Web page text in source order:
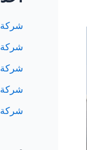
شركة
شركة
شركة
شركة
شركة